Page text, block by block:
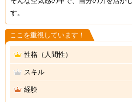
す。
ここを重視しています！
性格（人間性）
スキル
経験